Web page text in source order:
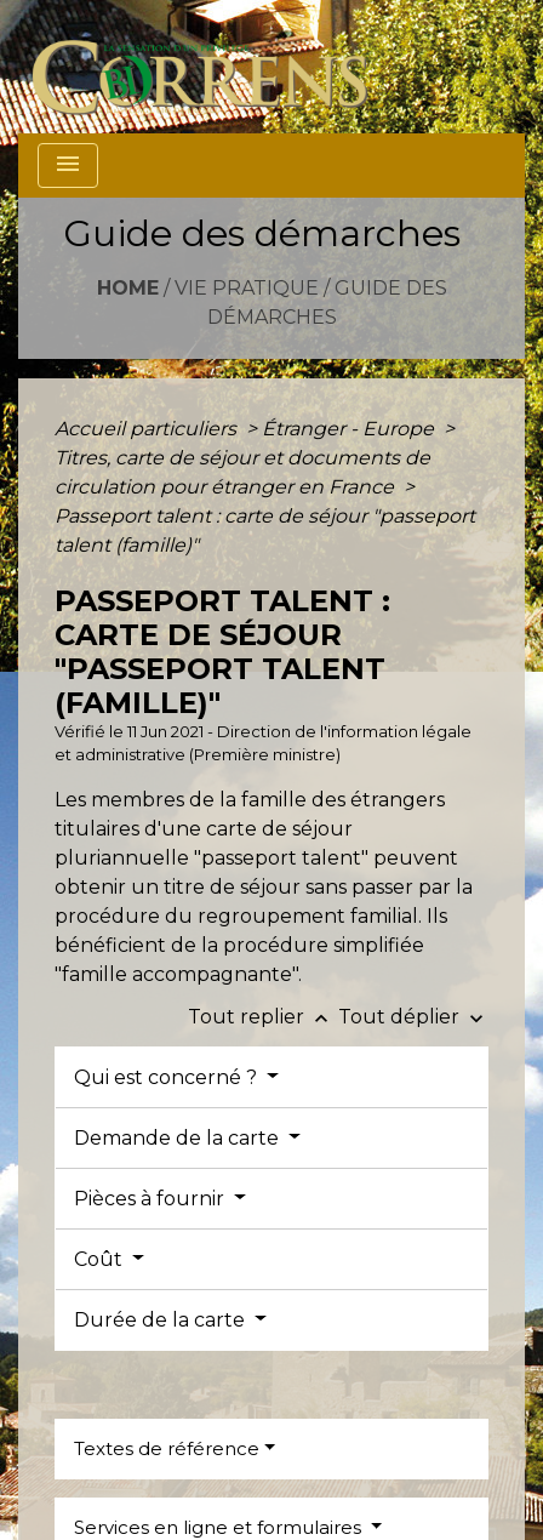
menu
Guide des démarches
HOME/ VIE PRATIQUE / GUIDE DES
DÉMARCHES
Accueil particuliers > Étranger - Europe >
Titres, carte de séjour et documents de
circulation pour étranger en France >
Passeport talent : carte de séjour "passeport
talent (famille)"
PASSEPORT TALENT :
CARTE DE SÉJOUR
"PASSEPORT TALENT
(FAMILLE)"
Vérifié le 11 Jun 2021 - Direction de l'information légale
et administrative (Première ministre)
Les membres de la famille des étrangers
titulaires d'une carte de séjour
pluriannuelle "passeport talent" peuvent
obtenir un titre de séjour sans passer par la
procédure du regroupement familial. Ils
bénéficient de la procédure simplifiée
"famille accompagnante".
Tout replier keyboard_arrow_up Tout déplier keyboard_arrow_down
Qui est concerné ?
Demande de la carte
Pièces à fournir
Coût
Durée de la carte
Textes de référence
Services en ligne et formulaires